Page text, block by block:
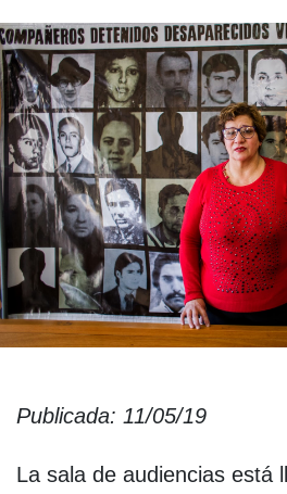
Publicada: 11/05/19
La sala de audiencias está